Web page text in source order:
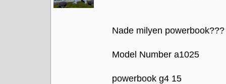
Nade milyen powerbook???
Model Number a1025
powerbook g4 15